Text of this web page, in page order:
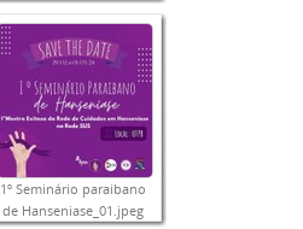
1º Seminário paraibano
de Hanseniase_01.jpeg